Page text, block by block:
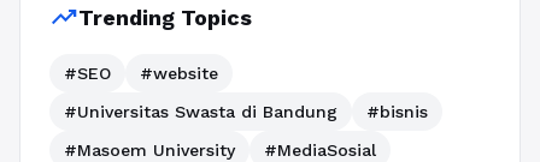
trending_upTrending Topics
#SEO
#website
#Universitas Swasta di Bandung
#bisnis
#Masoem University
#MediaSosial